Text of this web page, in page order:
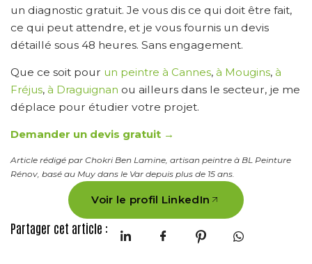
un diagnostic gratuit. Je vous dis ce qui doit être fait,
ce qui peut attendre, et je vous fournis un devis
détaillé sous 48 heures. Sans engagement.
Que ce soit pour un peintre à Cannes, à Mougins, à
Fréjus, à Draguignan ou ailleurs dans le secteur, je me
déplace pour étudier votre projet.
Demander un devis gratuit →
Article rédigé par Chokri Ben Lamine, artisan peintre à BL Peinture
Rénov, basé au Muy dans le Var depuis plus de 15 ans.
Voir le profil LinkedIn
Partager cet article :